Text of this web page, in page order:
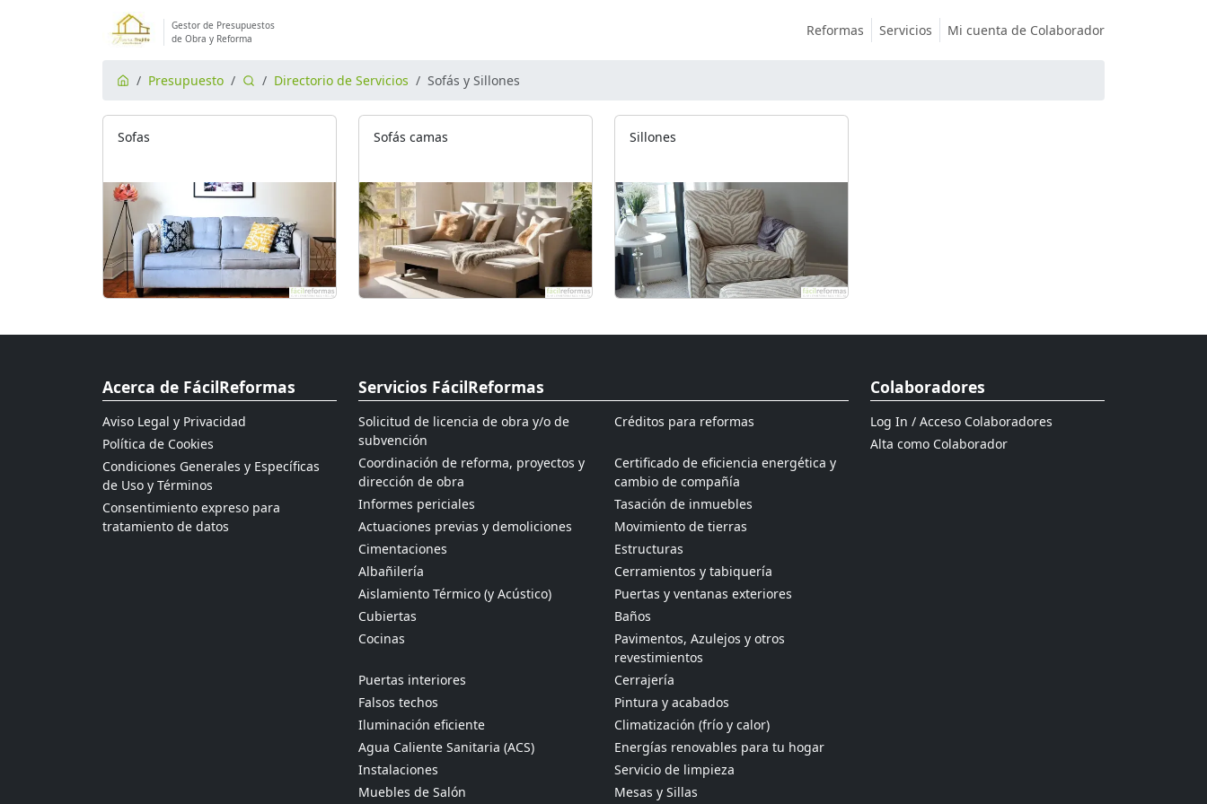
Gestor de Presupuestos
de Obra y Reforma
Reformas Servicios Mi cuenta de Colaborador
Presupuesto Directorio de Servicios Sofás y Sillones
Sofas Sofás camas Sillones
Acerca de FácilReformas
Aviso Legal y Privacidad
Política de Cookies
Condiciones Generales y Específicas
de Uso y Términos
Consentimiento expreso para
tratamiento de datos
Servicios FácilReformas
Solicitud de licencia de obra y/o de
subvención
Créditos para reformas
Coordinación de reforma, proyectos y
dirección de obra
Certificado de eficiencia energética y
cambio de compañía
Informes periciales
Tasación de inmuebles
Actuaciones previas y demoliciones
Movimiento de tierras
Cimentaciones
Estructuras
Albañilería
Cerramientos y tabiquería
Aislamiento Térmico (y Acústico)
Puertas y ventanas exteriores
Cubiertas
Baños
Cocinas
Pavimentos, Azulejos y otros
revestimientos
Puertas interiores
Cerrajería
Falsos techos
Pintura y acabados
Iluminación eficiente
Climatización (frío y calor)
Agua Caliente Sanitaria (ACS)
Energías renovables para tu hogar
Instalaciones
Servicio de limpieza
Muebles de Salón
Mesas y Sillas
Colaboradores
Log In / Acceso Colaboradores
Alta como Colaborador